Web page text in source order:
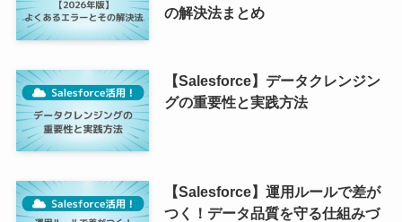
の解決法まとめ
【Salesforce】データクレンジン
グの重要性と実践方法
【Salesforce】運用ルールで差が
つく！データ品質を守る仕組みづ